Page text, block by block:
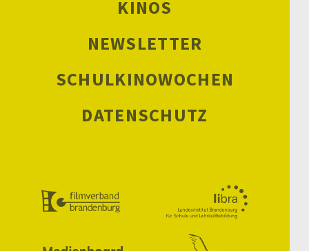
KINOS
NEWSLETTER
SCHULKINOWOCHEN
DATENSCHUTZ